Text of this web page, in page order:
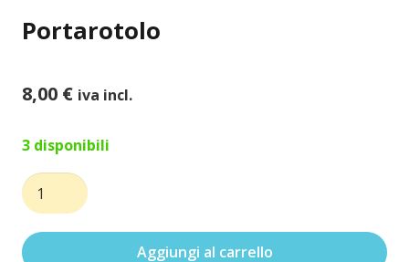
Portarotolo
8,00 € iva incl.
3 disponibili
Portarotolo
quantità
Aggiungi al carrello